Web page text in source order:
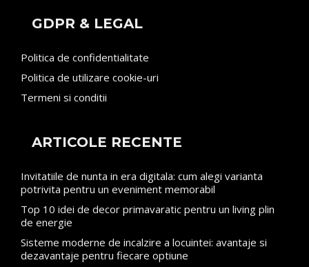
GDPR & LEGAL
Politica de confidentialitate
Politica de utilizare cookie-uri
Termeni si conditii
ARTICOLE RECENTE
Invitatiile de nunta in era digitala: cum alegi varianta
potrivita pentru un eveniment memorabil
Top 10 idei de decor primavaratic pentru un living plin
de energie
Sisteme moderne de incalzire a locuintei: avantaje si
dezavantaje pentru fiecare optiune